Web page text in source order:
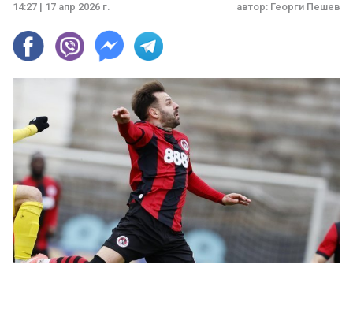
14:27 | 17 апр 2026 г. автор: Георги Пешев